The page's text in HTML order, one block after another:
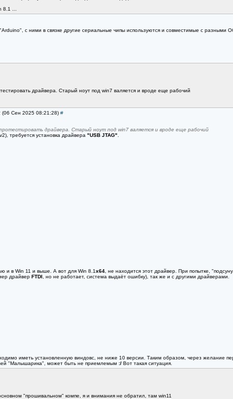
...
с ними в связке другие сериальные чипы используются и совместимые с разными
драйвера. Старый ноут под win7 валяется и вроде еще рабочий
(06 Сен 2025 08:21:28) #
драйвера. Старый ноут под win7 валяется и вроде еще рабочий
требуется установка драйвера "USB JTAG"
и в Win 11 и выше. А вот для Win 8.1х64, не находится этот драйвер. При попытке,
драйвер FTDI, но не работает, система выдаёт ошибку), так же и с другими драйверами.
иметь установленную виндовс, не ниже 10 версии. Таким образом, через желание
"Малышарика", может быть не приемлемым :/Вот такая ситуация.
"прошивальном" компе, я и внимания не обратил, там win11